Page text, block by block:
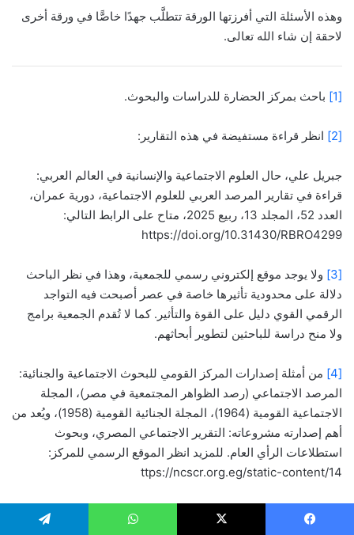
وهذه الأسئلة التي أفرزتها الورقة تتطلَّب جهدًا خاصًّا في ورقة أخرى
لاحقة إن شاء الله تعالى.
[1] باحث بمركز الحضارة للدراسات والبحوث.
[2] انظر قراءة مستفيضة في هذه التقارير:
جبريل علي، حال العلوم الاجتماعية والإنسانية في العالم العربي:
قراءة في تقارير المرصد العربي للعلوم الاجتماعية، دورية عمران،
العدد 52، المجلد 13، ربيع 2025، متاح على الرابط التالي:
https://doi.org/10.31430/RBRO4299
[3]
ولا يوجد موقع إلكتروني رسمي للجمعية، وهذا في نظر الباحث
دلالة على محدودية تأثيرها خاصة في عصر أصبحت فيه التواجد
الرقمي القوي دليل على القوة والتأثير. كما لا تُقدم الجمعية برامج
ولا منح دراسة للباحثين لتطوير أبحاثهم.
[4]
من أمثلة إصدارات المركز القومي للبحوث الاجتماعية والجنائية:
المرصد الاجتماعي (رصد الظواهر المجتمعية في مصر)، المجلة
الاجتماعية القومية (1964)، المجلة الجنائية القومية (1958)، ويُعد من
أهم إصدارته مشروعاته: التقرير الاجتماعي المصري، وبحوث
استطلاعات الرأي العام. للمزيد انظر الموقع الرسمي للمركز:
ttps://ncscr.org.eg/static-content/14
صدر عنه مجموعة من الكتب حول مراكز البحوث ودورها في